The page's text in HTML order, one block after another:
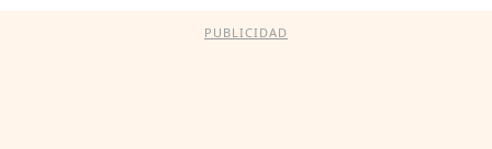
PUBLICIDAD